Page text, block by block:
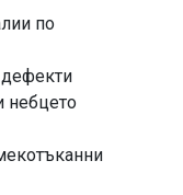
по
небцето